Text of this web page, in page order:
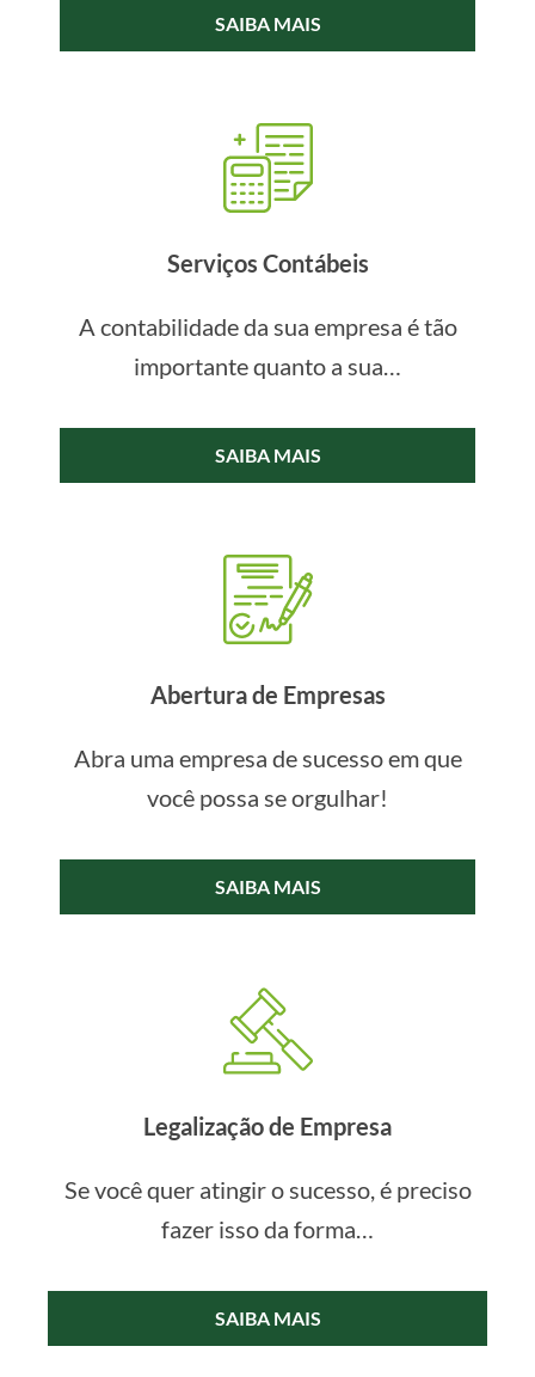
SAIBA MAIS
Serviços Contábeis
A contabilidade da sua empresa é tão
importante quanto a sua…
SAIBA MAIS
Abertura de Empresas
Abra uma empresa de sucesso em que
você possa se orgulhar!
SAIBA MAIS
Legalização de Empresa
Se você quer atingir o sucesso, é preciso
fazer isso da forma…
SAIBA MAIS